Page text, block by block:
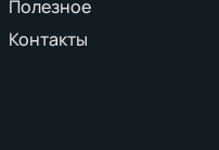
Полезное
Контакты